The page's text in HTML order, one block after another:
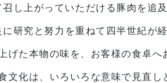
し上がっていただける豚肉を追
に研究と努力を重ねて四半世紀が経
げた本物の味を、 お客様の食卓へ
文化は、いろいろな意味で見直し